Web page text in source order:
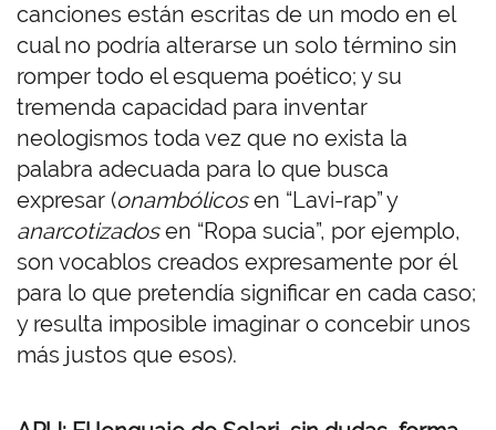
canciones están escritas de un modo en el
cual no podría alterarse un solo término sin
romper todo el esquema poético; y su
tremenda capacidad para inventar
neologismos toda vez que no exista la
palabra adecuada para lo que busca
expresar (onambólicosen “Lavi-rap” y
anarcotizadosen “Ropa sucia”, por ejemplo,
son vocablos creados expresamente por él
para lo que pretendía significar en cada caso;
y resulta imposible imaginar o concebir unos
más justos que esos).